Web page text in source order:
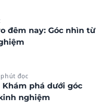
đêm nay: Góc nhìn từ
đọc
phá dưới góc
nghiệm